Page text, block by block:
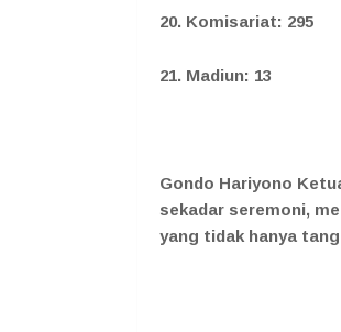
20. Komisariat: 295
21. Madiun: 13
Gondo Hariyono
sekadar seremoni,
yang tidak hanya